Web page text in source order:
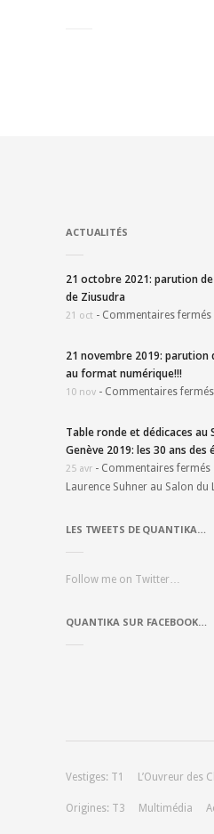
ACTUALITÉS
21 octobre 2021: parution
de Ziusudra
21 oct - Commentaires fermés
21 novembre 2019: parution
au format numérique!!!
10 nov - Commentaires fermés
Table ronde et dédicaces au
Genève 2019: les 30 ans des
25 avr - Commentaires fermés
Laurence Suhner au Salon du
LES TWEETS DE QUANTIKA…
Follow me on Twitter…
QUANTIKA SUR FACEBOOK…
Vestiges: T1 L’Ouvreur des
Origines: T3 Multimédia